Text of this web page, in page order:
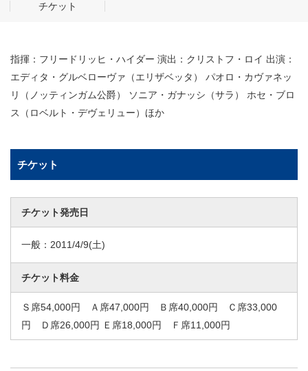
チケット
指揮：フリードリッヒ・ハイダー 演出：クリストフ・ロイ 出演：
エディタ・グルベローヴァ（エリザベッタ） パオロ・カヴァネッ
リ（ノッティンガム公爵） ソニア・ガナッシ（サラ） ホセ・ブロ
ス（ロベルト・デヴェリュー）ほか
チケット
チケット発売日
一般： 2011/4/9(土)
チケット料金
Ｓ席54,000円 Ａ席47,000円 Ｂ席40,000円 Ｃ席33,000
円 Ｄ席26,000円 Ｅ席18,000円 Ｆ席11,000円